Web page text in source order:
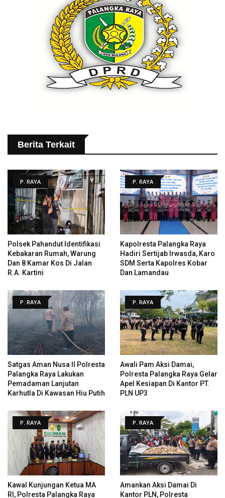
Berita Terkait
P. RAYA
Polsek Pahandut Identifikasi
Kebakaran Rumah, Warung
Dan 8 Kamar Kos Di Jalan
R.A. Kartini
P. RAYA
Kapolresta Palangka Raya
Hadiri Sertijab Irwasda, Karo
SDM Serta Kapolres Kobar
Dan Lamandau
P. RAYA
Satgas Aman Nusa II Polresta
Palangka Raya Lakukan
Pemadaman Lanjutan
Karhutla Di Kawasan Hiu Putih
P. RAYA
Awali Pam Aksi Damai,
Polresta Palangka Raya Gelar
Apel Kesiapan Di Kantor PT.
PLN UP3
P. RAYA
Kawal Kunjungan Ketua MA
RI, Polresta Palangka Raya
P. RAYA
Amankan Aksi Damai Di
Kantor PLN, Polresta